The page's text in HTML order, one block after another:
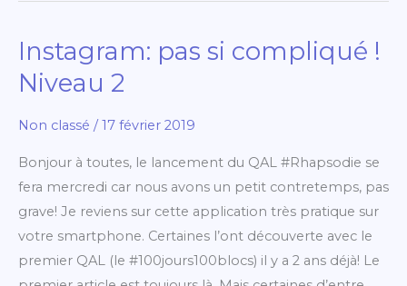
Instagram: pas si compliqué !
Niveau 2
Non classé /17 février 2019
Bonjour à toutes, le lancement du QAL #Rhapsodie se
fera mercredi car nous avons un petit contretemps, pas
grave! Je reviens sur cette application très pratique sur
votre smartphone. Certaines l’ont découverte avec le
premier QAL (le #100jours100blocs) il y a 2 ans déjà! Le
Instagram:
pas
si
compliqué
Niveau
2